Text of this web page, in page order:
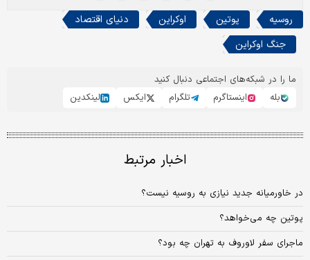
روسیه پوتین اوکراين
دنیای اقتصاد
جنگ اوکراین
ما را در شبکه‌های اجتماعی دنبال کنید
بله
اینستاگرم تلگرام ایکس لینکدین
اخبار مرتبط
در خاورمیانه جدید نیازی به روسیه نیست؟
پوتین چه می‌خواهد؟
ماجرای سفر لاوروف به تهران چه بود؟